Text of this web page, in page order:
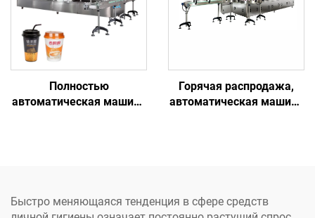
Полностью
автоматическая машина
Горячая распродажа,
автоматическая машина
Быстро меняющаяся тенденция в сфере средств